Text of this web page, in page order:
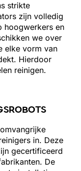
strikte
zijn volledig
hoogwerkers en
we over
elke vorm van
Hierdoor
reinigen.
in. Deze
gecertificeerd
De